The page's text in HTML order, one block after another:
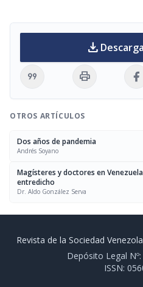
download
format_quote print
OTROS ARTÍCULOS
Dos años de pandemia
Andrés Soyano
Magísteres y doctores en
entredicho
Dr. Aldo González Serva
Revista de la Sociedad
Depósito Legal
ISSN: